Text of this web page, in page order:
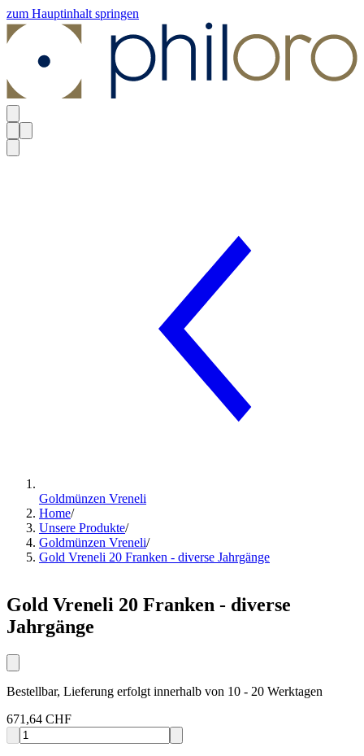
zum Hauptinhalt springen
Goldmünzen Vreneli
Home/
Unsere Produkte/
Goldmünzen Vreneli/
Gold Vreneli 20 Franken - diverse Jahrgänge
Gold Vreneli 20 Franken - diverse
Jahrgänge
Bestellbar, Lieferung erfolgt innerhalb von 10 - 20 Werktagen
671,64 CHF